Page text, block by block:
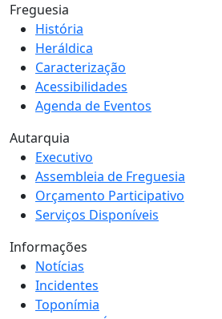
Freguesia
História
Heráldica
Caracterização
Acessibilidades
Agenda de Eventos
Autarquia
Executivo
Assembleia de Freguesia
Orçamento Participativo
Serviços Disponíveis
Informações
Notícias
Incidentes
Toponímia